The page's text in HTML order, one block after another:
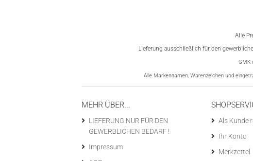
Alle
Lieferung ausschließlich für den
GMK
Alle Markennamen, Warenzeichen und
MEHR ÜBER...
LIEFERUNG NUR FÜR DEN
GEWERBLICHEN BEDARF !
Impressum
Als Kunde
Ihr Konto
Merkzettel